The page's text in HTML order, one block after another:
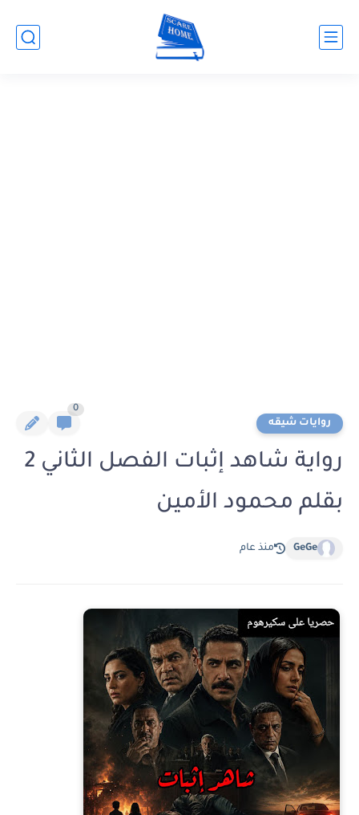
روايات شيقه
0
رواية شاهد إثبات الفصل الثاني 2
بقلم محمود الأمين
GeGe منذ عام